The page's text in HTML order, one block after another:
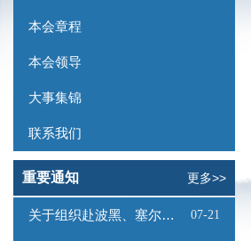
本会章程
本会领导
大事集锦
联系我们
重要通知 更多>>
关于组织赴波黑、塞尔维亚商务考察的函 07-21